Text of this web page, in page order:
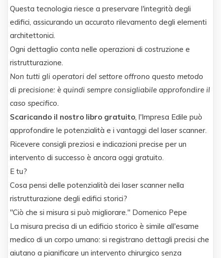
Questa tecnologia riesce a preservare l'integrità degli
edifici, assicurando un accurato rilevamento degli elementi
architettonici.
Ogni dettaglio conta nelle operazioni di costruzione e
ristrutturazione.
Non tutti gli operatori del settore offrono questo metodo
di precisione: è quindi sempre consigliabile approfondire il
caso specifico.
Scaricando il nostro libro gratuito, l'Impresa Edile può
approfondire le potenzialità e i vantaggi del laser scanner.
Ricevere consigli preziosi e indicazioni precise per un
intervento di successo è ancora oggi gratuito.
E tu?
Cosa pensi delle potenzialità dei laser scanner nella
ristrutturazione degli edifici storici?
"Ciò che si misura si può migliorare." Domenico Pepe
La misura precisa di un edificio storico è simile all'esame
medico di un corpo umano: si registrano dettagli precisi che
aiutano a pianificare un intervento chirurgico senza